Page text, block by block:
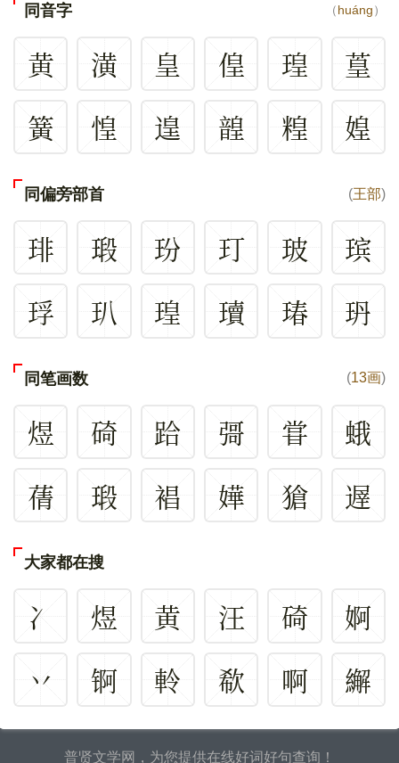
同音字 （huáng）
黄 潢 皇 偟 瑝
葟
簧
惶 遑 韹 䊗 媓
同偏旁部首 (王部)
琲 瑖 玢 玎 玻
瑸
琈
玐 瑝 瓄 瑃 玬
同笔画数 (13画)
煜 碕 跲 彁 甞
蛾
蒨
瑖 裮 嬅 獊 遟
大家都在搜
冫 煜 黄 汪 碕
婀
丷
锕 軨 欷 啊 繲
普贤文学网，为您提供在线好词好句查询！